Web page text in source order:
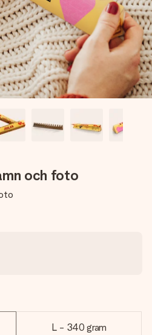
som verkligen berör
bara med all kärlek för stunden.
och foto
L - 340 gram